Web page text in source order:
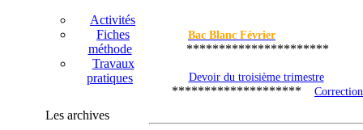
Activités
Fiches
méthode
Travaux
pratiques
Les archives
Bac Blanc Février
**********************
Devoir du troisième trimestre
******************** Correction